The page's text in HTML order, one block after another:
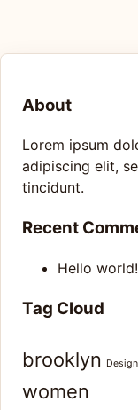
About
Lorem ipsum
adipiscing elit,
tincidunt.
Recent
Hello world!
Tag Cloud
brooklyn
women